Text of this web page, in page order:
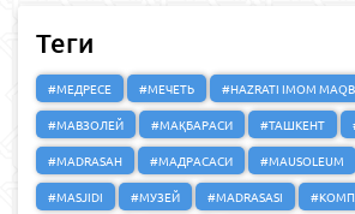
Теги
#МЕДРЕСЕ #МЕЧЕТЬ
#HAZRATI IMOM
#МАВЗОЛЕЙ
#МАҚБАРАСИ #ТАШКЕНТ
#MADRASAH
#МАДРАСАСИ #MAUSOLEUM
#MASJIDI
#МУЗЕЙ #MADRASASI